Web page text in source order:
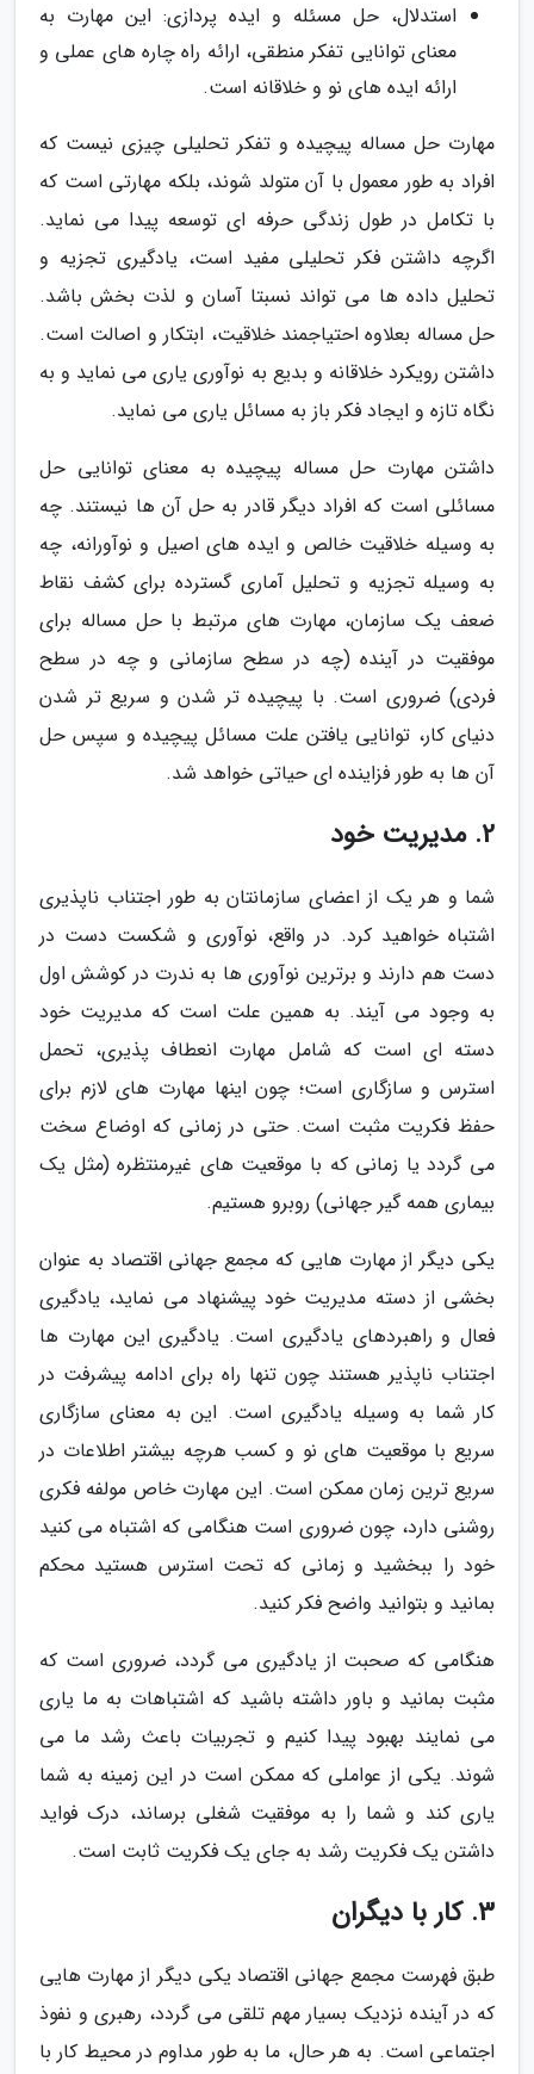
استدلال، حل مسئله و ایده پردازی: این مهارت به
معنای توانایی تفکر منطقی، ارائه راه چاره های عملی و
ارائه ایده های نو و خلاقانه است.
مهارت حل مساله پیچیده و تفکر تحلیلی چیزی نیست که
افراد به طور معمول با آن متولد شوند، بلکه مهارتی است که
با تکامل در طول زندگی حرفه ای توسعه پیدا می نماید.
اگرچه داشتن فکر تحلیلی مفید است، یادگیری تجزیه و
تحلیل داده ها می تواند نسبتا آسان و لذت بخش باشد.
حل مساله بعلاوه احتیاجمند خلاقیت، ابتکار و اصالت است.
داشتن رویکرد خلاقانه و بدیع به نوآوری یاری می نماید و به
نگاه تازه و ایجاد فکر باز به مسائل یاری می نماید.
داشتن مهارت حل مساله پیچیده به معنای توانایی حل
مسائلی است که افراد دیگر قادر به حل آن ها نیستند. چه
به وسیله خلاقیت خالص و ایده های اصیل و نوآورانه، چه
به وسیله تجزیه و تحلیل آماری گسترده برای کشف نقاط
ضعف یک سازمان، مهارت های مرتبط با حل مساله برای
موفقیت در آینده (چه در سطح سازمانی و چه در سطح
فردی) ضروری است. با پیچیده تر شدن و سریع تر شدن
دنیای کار، توانایی یافتن علت مسائل پیچیده و سپس حل
آن ها به طور فزاینده ای حیاتی خواهد شد.
2. مدیریت خود
شما و هر یک از اعضای سازمانتان به طور اجتناب ناپذیری
اشتباه خواهید کرد. در واقع، نوآوری و شکست دست در
دست هم دارند و برترین نوآوری ها به ندرت در کوشش اول
به وجود می آیند. به همین علت است که مدیریت خود
دسته ای است که شامل مهارت انعطاف پذیری، تحمل
استرس و سازگاری است؛ چون اینها مهارت های لازم برای
حفظ فکریت مثبت است. حتی در زمانی که اوضاع سخت
می گردد یا زمانی که با موقعیت های غیرمنتظره (مثل یک
بیماری همه گیر جهانی) روبرو هستیم.
یکی دیگر از مهارت هایی که مجمع جهانی اقتصاد به عنوان
بخشی از دسته مدیریت خود پیشنهاد می نماید، یادگیری
فعال و راهبردهای یادگیری است. یادگیری این مهارت ها
اجتناب ناپذیر هستند چون تنها راه برای ادامه پیشرفت در
کار شما به وسیله یادگیری است. این به معنای سازگاری
سریع با موقعیت های نو و کسب هرچه بیشتر اطلاعات در
سریع ترین زمان ممکن است. این مهارت خاص مولفه فکری
روشنی دارد، چون ضروری است هنگامی که اشتباه می کنید
خود را ببخشید و زمانی که تحت استرس هستید محکم
بمانید و بتوانید واضح فکر کنید.
هنگامی که صحبت از یادگیری می گردد، ضروری است که
مثبت بمانید و باور داشته باشید که اشتباهات به ما یاری
می نمایند بهبود پیدا کنیم و تجربیات باعث رشد ما می
شوند. یکی از عواملی که ممکن است در این زمینه به شما
یاری کند و شما را به موفقیت شغلی برساند، درک فواید
داشتن یک فکریت رشد به جای یک فکریت ثابت است.
3. کار با دیگران
طبق فهرست مجمع جهانی اقتصاد یکی دیگر از مهارت هایی
که در آینده نزدیک بسیار مهم تلقی می گردد، رهبری و نفوذ
اجتماعی است. به هر حال، ما به طور مداوم در محیط کار با